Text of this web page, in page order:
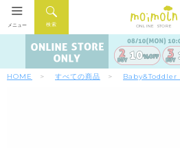
ONLINE STORE
検索
メニュー
HOME すべての商品 Baby&Toddler